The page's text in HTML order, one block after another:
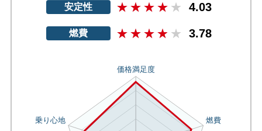
安定性 4.03
燃費 3.78